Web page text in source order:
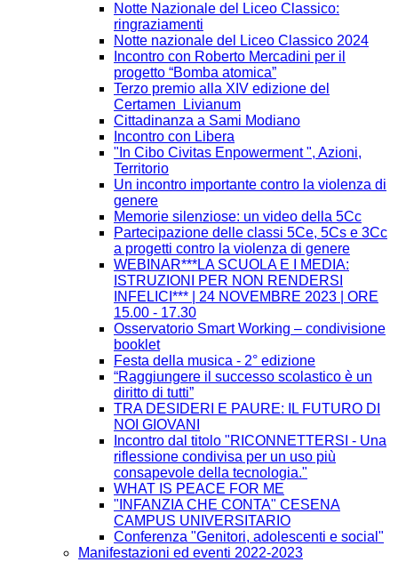
Notte Nazionale del Liceo Classico:
ringraziamenti
Notte nazionale del Liceo Classico 2024
Incontro con Roberto Mercadini per il
progetto “Bomba atomica”
Terzo premio alla XIV edizione del
Certamen Livianum
Cittadinanza a Sami Modiano
Incontro con Libera
"In Cibo Civitas Enpowerment ", Azioni,
Territorio
Un incontro importante contro la violenza di
genere
Memorie silenziose: un video della 5Cc
Partecipazione delle classi 5Ce, 5Cs e 3Cc
a progetti contro la violenza di genere
WEBINAR***LA SCUOLA E I MEDIA:
ISTRUZIONI PER NON RENDERSI
INFELICI*** | 24 NOVEMBRE 2023 | ORE
15.00 - 17.30
Osservatorio Smart Working – condivisione
booklet
Festa della musica - 2° edizione
“Raggiungere il successo scolastico è un
diritto di tutti”
TRA DESIDERI E PAURE: IL FUTURO DI
NOI GIOVANI
Incontro dal titolo "RICONNETTERSI - Una
riflessione condivisa per un uso più
consapevole della tecnologia."
WHAT IS PEACE FOR ME
"INFANZIA CHE CONTA" CESENA
CAMPUS UNIVERSITARIO
Conferenza "Genitori, adolescenti e social"
Manifestazioni ed eventi 2022-2023